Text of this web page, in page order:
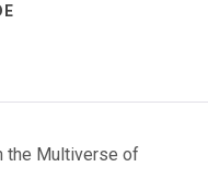
the Multiverse of